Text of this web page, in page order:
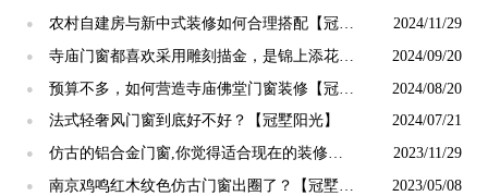
终生【冠墅阳光】
●
农村自建房与新中式装修如何合理搭配【冠墅
阳光】
2024/11/29
●
寺庙门窗都喜欢采用雕刻描金，是锦上添花
吗？【冠墅阳光】
2024/09/20
●
预算不多，如何营造寺庙佛堂门窗装修【冠墅
阳光】
2024/08/20
● 法式轻奢风门窗到底好不好？【冠墅阳光】 2024/07/21
●
仿古的铝合金门窗,你觉得适合现在的装修吗?
【冠墅阳光】
2023/11/29
●
南京鸡鸣红木纹色仿古门窗出圈了？【冠墅阳
2023/05/08